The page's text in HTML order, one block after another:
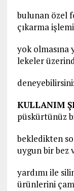
bulunan özel
çıkarma
yok olmasına
lekeler
KULLANIM
püskürtünüz
bekledikten
uygun bir bez
yardımı ile
ürünlerini